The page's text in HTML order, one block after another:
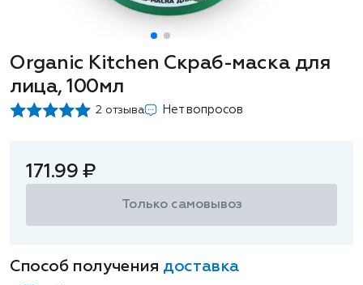
Organic Kitchen Скраб-маска для
лица, 100мл
2 отзыва Нет вопросов
171.99 ₽
Только самовывоз
Способ получения доставка